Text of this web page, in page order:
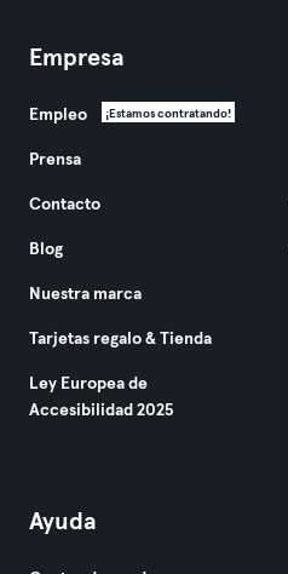
Empresa
Empleo ¡Estamos contratando!
Prensa
Contacto
Blog
Nuestra marca
Tarjetas regalo & Tienda
Ley Europea de
Accesibilidad 2025
Ayuda